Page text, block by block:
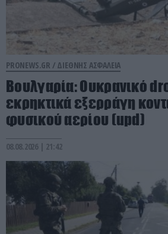
PRONEWS.GR / ΔΙΕΘΝΗΣ ΑΣΦΑΛΕΙΑ
Βουλγαρία: Ουκρανικό
εκρηκτικά εξερράγη
φυσικού αερίου (upd)
08.08.2026 | 21:42